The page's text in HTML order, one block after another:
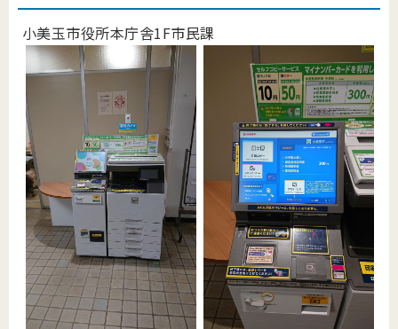
小美玉市役所本庁舎1F市民課